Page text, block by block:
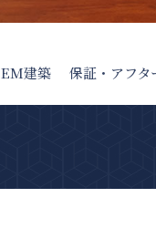
EM建築 保証・アフタ